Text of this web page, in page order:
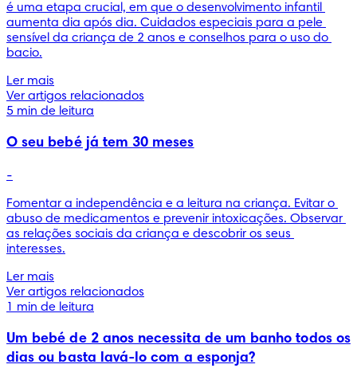
é uma etapa crucial, em que o desenvolvimento infantil
aumenta dia após dia. Cuidados especiais para a pele
sensível da criança de 2 anos e conselhos para o uso do
bacio.
Ler mais
Ver artigos relacionados
5 min de leitura
O seu bebé já tem 30 meses
-
Fomentar a independência e a leitura na criança. Evitar o
abuso de medicamentos e prevenir intoxicações. Observar
as relações sociais da criança e descobrir os seus
interesses.
Ler mais
Ver artigos relacionados
1 min de leitura
Um bebé de 2 anos necessita de um banho todos os
dias ou basta lavá-lo com a esponja?